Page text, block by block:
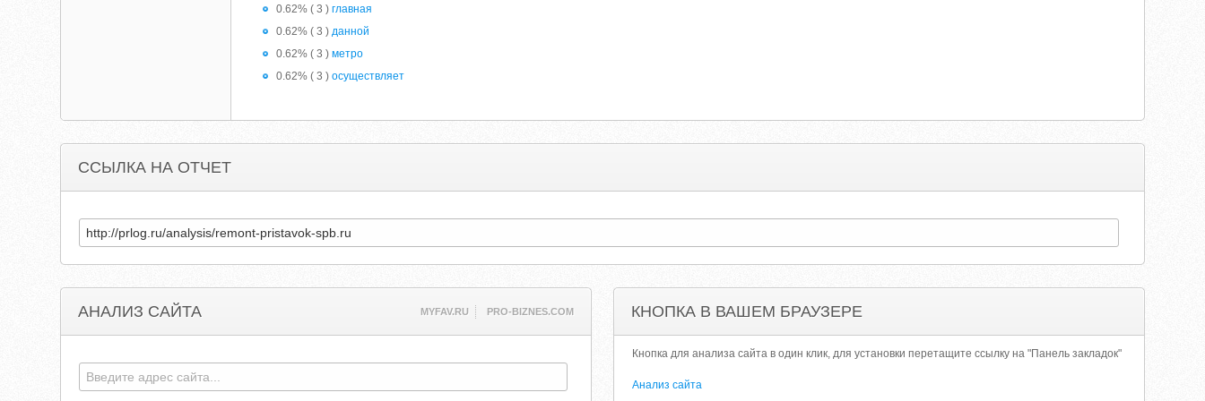
0.62% ( 3 )главная
0.62% ( 3 )данной
0.62% ( 3 )метро
0.62% ( 3 )осуществляет
ССЫЛКА НА ОТЧЕТ
АНАЛИЗ САЙТА MYFAV.RU PRO-BIZNES.COM КНОПКА В ВАШЕМ БРАУЗЕРЕ
Кнопка для анализа сайта в один клик, для установки перетащите ссылку на "Панель закладок"
Анализ сайта